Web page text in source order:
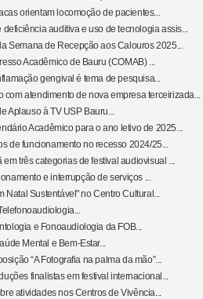
orientam locomoção de pacientes...
auditiva e uso de tecnologia assis...
Semana de Recepção aos Calouros 2025...
Acadêmico de Bauru (COMAB) ...
gengival é tema de pesquisa...
com atendimento de nova empresa terceirizada...
Aplauso à TV USP Bauru...
Acadêmico para o ano letivo de 2025...
de funcionamento no recesso 2024/25...
três categorias de festival audiovisual ...
e interrupção de serviços ...
Natal Sustentável" no Centro Cultural...
e Fonoaudiologia da FOB...
Mental e Bem-Estar...
“A Fotografia na palma da mão”...
finalistas em festival internacional...
atividades nos Centros de Vivência...